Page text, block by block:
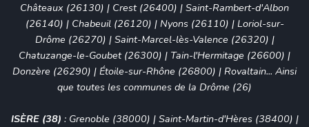
Châteaux (26130) | Crest (26400) | Saint-Rambert-d'Albon
(26140) | Chabeuil (26120) | Nyons (26110) | Loriol-sur-
Drôme (26270) | Saint-Marcel-lès-Valence (26320) |
Chatuzange-le-Goubet (26300) | Tain-l'Hermitage (26600) |
Donzère (26290) | Étoile-sur-Rhône (26800) | Rovaltain... Ainsi
que toutes les communes de la Drôme (26)
ISÈRE (38) : Grenoble (38000) | Saint-Martin-d'Hères (38400) |